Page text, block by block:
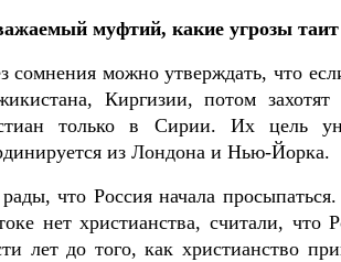
муфтий, какие угрозы таит
сомнения можно утверждать, что
Киргизии, потом
только в Сирии. Их цель
из Лондона и Нью-Йорка.
что Россия начала
нет христианства, считали, что
лет до того, как христианство